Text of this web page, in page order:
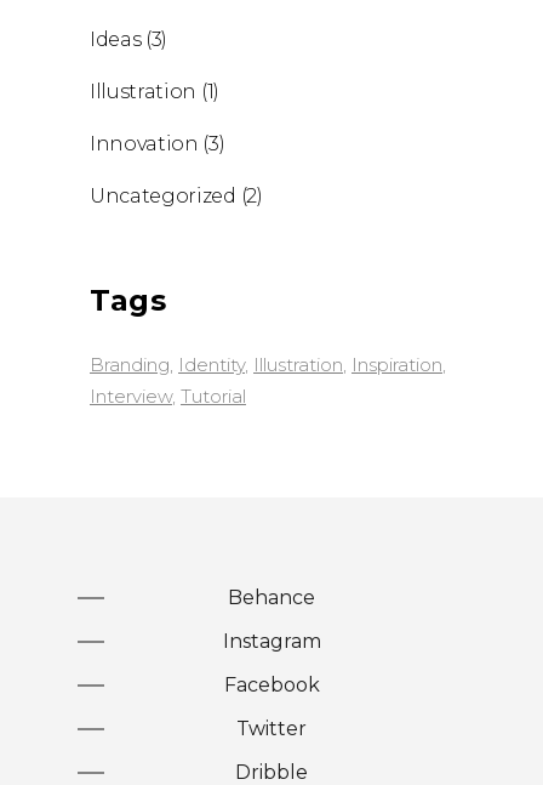
Ideas(3)
Illustration (1)
Innovation (3)
Uncategorized (2)
Tags
Branding Identity Illustration Inspiration
Interview Tutorial
Behance
Instagram
Facebook
Twitter
Dribble